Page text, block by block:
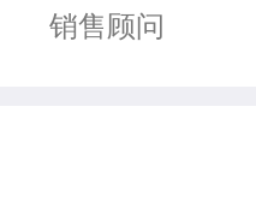
销售顾问